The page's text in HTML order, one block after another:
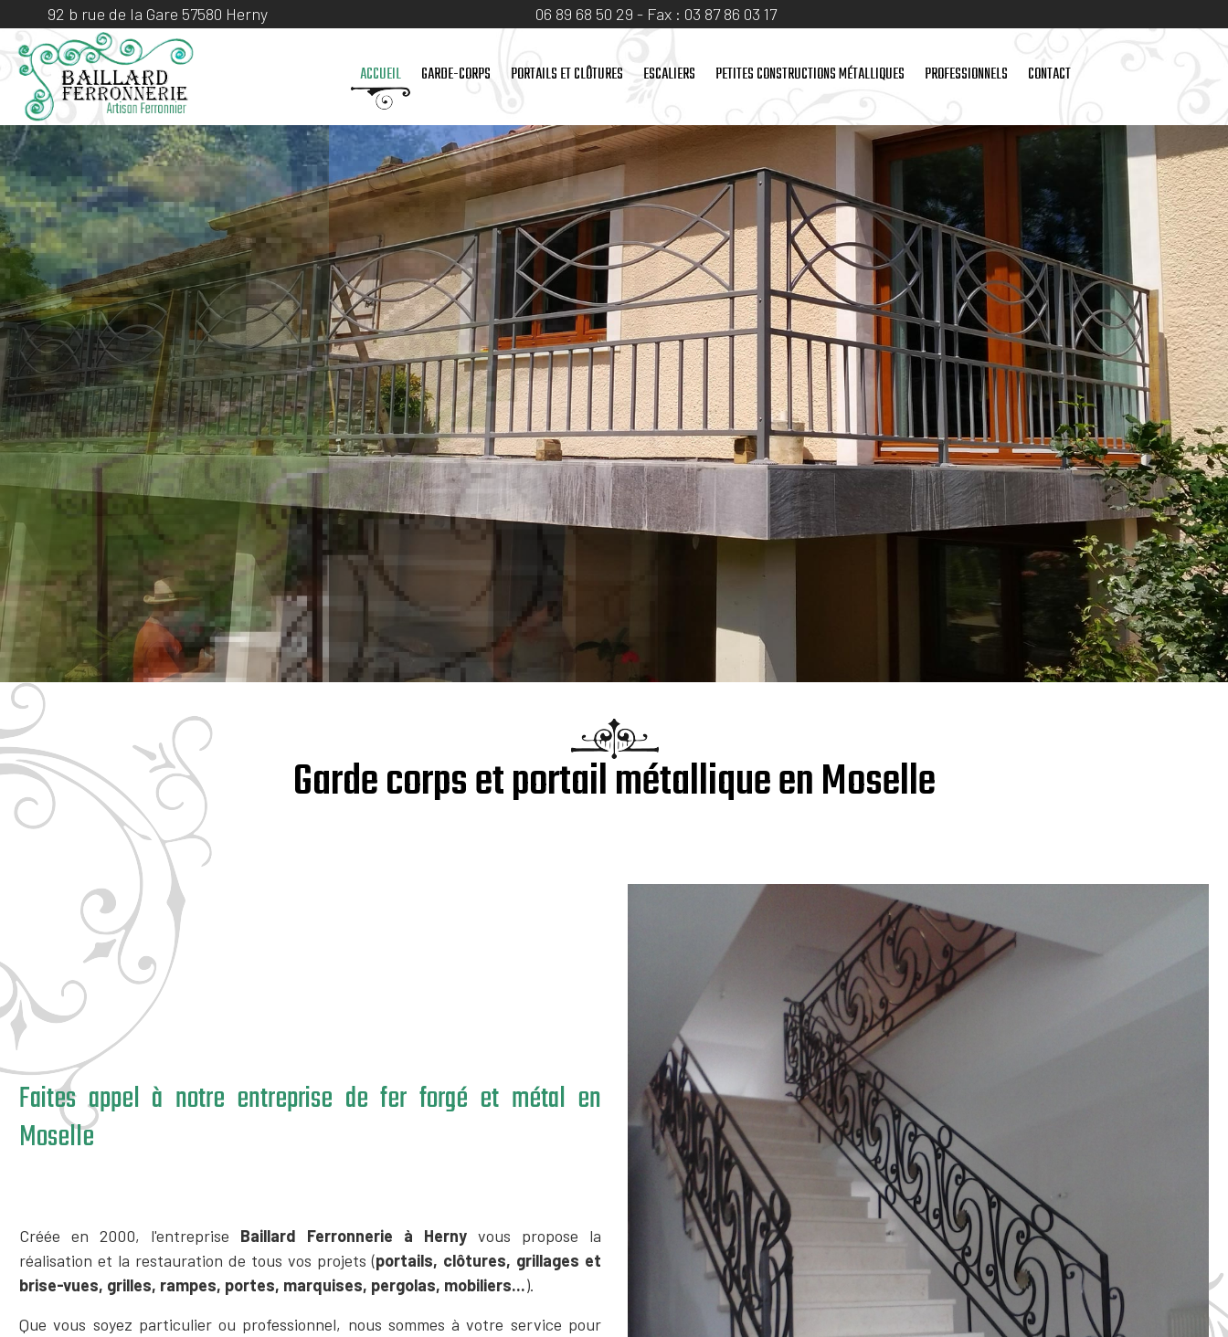
92 b rue de la Gare 57580 Herny 06 89 68 50 29 - Fax : 03 87 86 03 17
ACCUEIL GARDE-CORPS PORTAILS ET CLÔTURES ESCALIERS PETITES CONSTRUCTIONS MÉTALLIQUES PROFESSIONNELS CONTACT
Garde corps et portail métallique en Moselle
Faites appel à notre entreprise de fer forgé et métal en
Moselle
Créée en 2000, l'entreprise Baillard Ferronnerie à Herny vous propose la
réalisation et la restauration de tous vos projets (portails, clôtures, grillages et
brise-vues, grilles, rampes, portes, marquises, pergolas, mobiliers...).
Que vous soyez particulier ou professionnel, nous sommes à votre service pour